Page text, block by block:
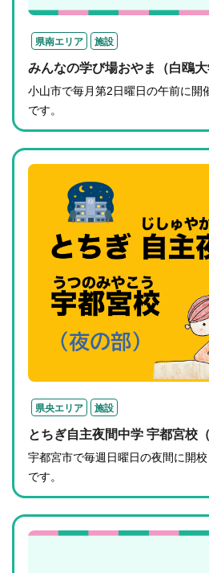
県南エリア 施設
みんなの学び場おやま（白鴎大
小山市で毎月第2日曜日の午前に開
です。
県央エリア 施設
とちぎ自主夜間中学 宇都宮校（
宇都宮市で毎週日曜日の夜間に開
です。